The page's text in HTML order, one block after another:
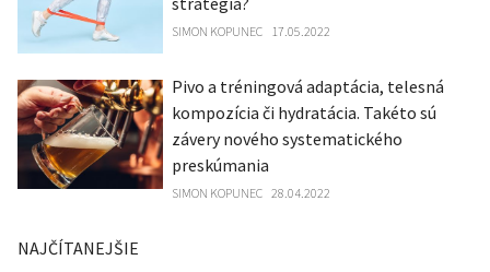
SIMON KOPUNEC 17.05.2022
Pivo a tréningová adaptácia, telesná
kompozícia či hydratácia. Takéto sú
závery nového systematického
preskúmania
SIMON KOPUNEC 28.04.2022
NAJČÍTANEJŠIE